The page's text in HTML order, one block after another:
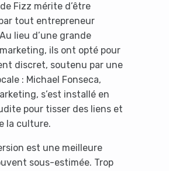
de Fizz mérite d’être
tout entrepreneur
lieu d’une grande
ils ont opté pour
discret, soutenu par une
: Michael Fonseca,
s’est installé en
pour tisser des liens et
la culture.
est une meilleure
sous-estimée. Trop